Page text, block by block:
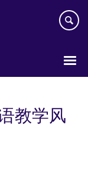
教学风